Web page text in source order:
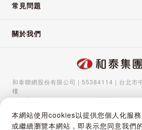
本網站使用cookies以提供您個人化服
或繼續瀏覽本網站，即表示您同意我們
海拔1200-1800
間的高山上，終
籠罩，日夜溫
湯水色金黃耐
味甘醇滑軟，
常見問題
關於我們
和泰聯網股份有限公司 | 55384114 | 台北市
樓
服務專線：02-5570-1788| 聯絡信箱：
Copyright © 2024 Hotai Connected